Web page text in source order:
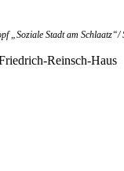
„Soziale Stadt am Schlaatz“/
Reinsch-Haus